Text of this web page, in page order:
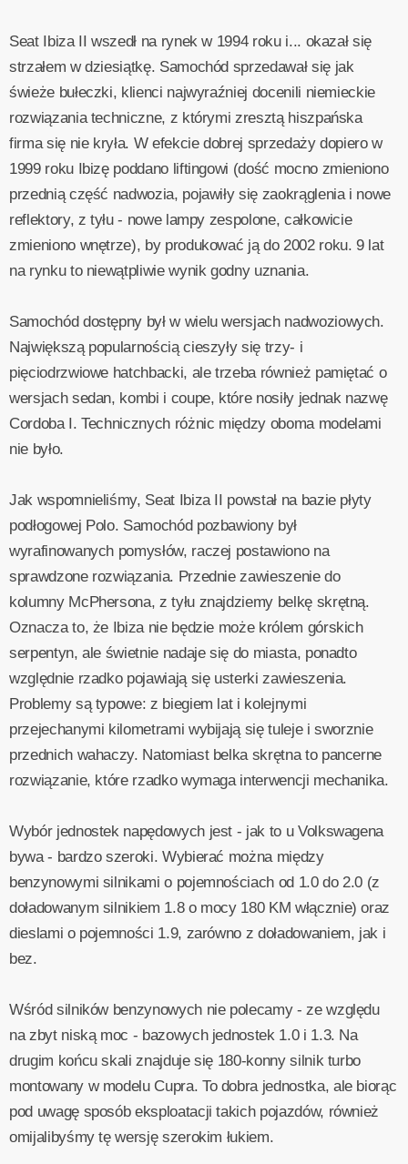
Seat Ibiza II wszedł na rynek w 1994 roku i... okazał się
strzałem w dziesiątkę. Samochód sprzedawał się jak
świeże bułeczki, klienci najwyraźniej docenili niemieckie
rozwiązania techniczne, z którymi zresztą hiszpańska
firma się nie kryła. W efekcie dobrej sprzedaży dopiero w
1999 roku Ibizę poddano liftingowi (dość mocno zmieniono
przednią część nadwozia, pojawiły się zaokrąglenia i nowe
reflektory, z tyłu - nowe lampy zespolone, całkowicie
zmieniono wnętrze), by produkować ją do 2002 roku. 9 lat
na rynku to niewątpliwie wynik godny uznania.
Samochód dostępny był w wielu wersjach nadwoziowych.
Największą popularnością cieszyły się trzy- i
pięciodrzwiowe hatchbacki, ale trzeba również pamiętać o
wersjach sedan, kombi i coupe, które nosiły jednak nazwę
Cordoba I. Technicznych różnic między oboma modelami
nie było.
Jak wspomnieliśmy, Seat Ibiza II powstał na bazie płyty
podłogowej Polo. Samochód pozbawiony był
wyrafinowanych pomysłów, raczej postawiono na
sprawdzone rozwiązania. Przednie zawieszenie do
kolumny McPhersona, z tyłu znajdziemy belkę skrętną.
Oznacza to, że Ibiza nie będzie może królem górskich
serpentyn, ale świetnie nadaje się do miasta, ponadto
względnie rzadko pojawiają się usterki zawieszenia.
Problemy są typowe: z biegiem lat i kolejnymi
przejechanymi kilometrami wybijają się tuleje i sworznie
przednich wahaczy. Natomiast belka skrętna to pancerne
rozwiązanie, które rzadko wymaga interwencji mechanika.
Wybór jednostek napędowych jest - jak to u Volkswagena
bywa - bardzo szeroki. Wybierać można między
benzynowymi silnikami o pojemnościach od 1.0 do 2.0 (z
doładowanym silnikiem 1.8 o mocy 180 KM włącznie) oraz
dieslami o pojemności 1.9, zarówno z doładowaniem, jak i
bez.
Wśród silników benzynowych nie polecamy - ze względu
na zbyt niską moc - bazowych jednostek 1.0 i 1.3. Na
drugim końcu skali znajduje się 180-konny silnik turbo
montowany w modelu Cupra. To dobra jednostka, ale biorąc
pod uwagę sposób eksploatacji takich pojazdów, również
omijalibyśmy tę wersję szerokim łukiem.